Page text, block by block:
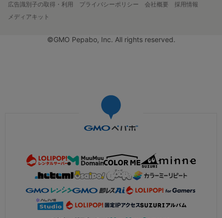
広告識別子の取得・利用
プライバシーポリシー 会社概要
採用情報
メディアキット
©GMO Pepabo, Inc. All rights reserved.